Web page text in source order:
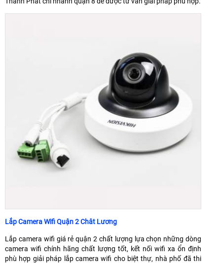
Lắp Camera Wifi Quận 2 Chât Lương
Lắp camera wifi giá rẻ quận 2 chất lượng lựa chọn những dòng
camera wifi chính hãng chất lượng tốt, kết nối wifi xa ổn định
phù hợp giải pháp lắp camera wifi cho biệt thự, nhà phố đã thi